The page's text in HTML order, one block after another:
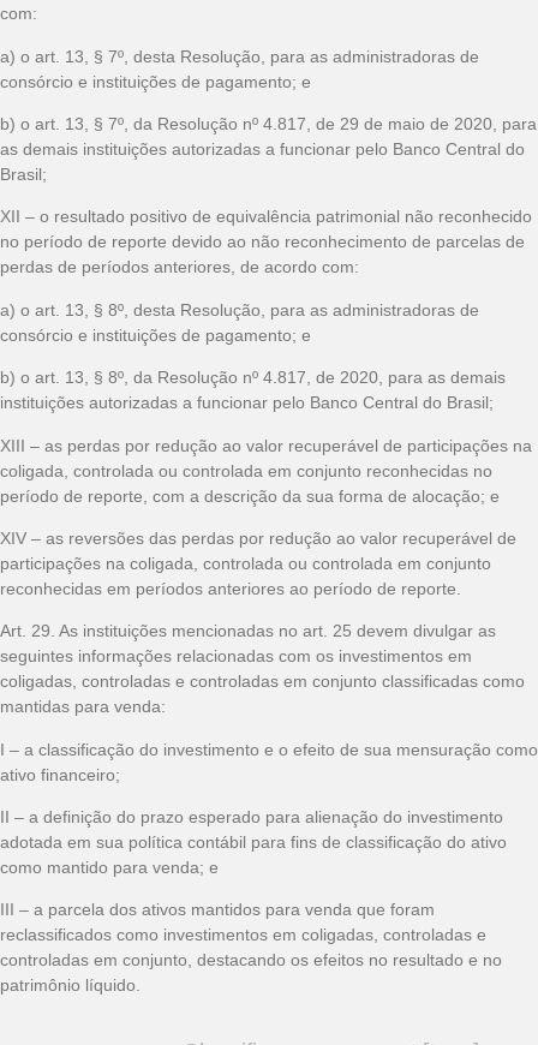
com:
a) o art. 13, § 7º, desta Resolução, para as administradoras de
consórcio e instituições de pagamento; e
b) o art. 13, § 7º, da Resolução nº 4.817, de 29 de maio de 2020, para
as demais instituições autorizadas a funcionar pelo Banco Central do
Brasil;
XII – o resultado positivo de equivalência patrimonial não reconhecido
no período de reporte devido ao não reconhecimento de parcelas de
perdas de períodos anteriores, de acordo com:
a) o art. 13, § 8º, desta Resolução, para as administradoras de
consórcio e instituições de pagamento; e
b) o art. 13, § 8º, da Resolução nº 4.817, de 2020, para as demais
instituições autorizadas a funcionar pelo Banco Central do Brasil;
XIII – as perdas por redução ao valor recuperável de participações na
coligada, controlada ou controlada em conjunto reconhecidas no
período de reporte, com a descrição da sua forma de alocação; e
XIV – as reversões das perdas por redução ao valor recuperável de
participações na coligada, controlada ou controlada em conjunto
reconhecidas em períodos anteriores ao período de reporte.
Art. 29. As instituições mencionadas no art. 25 devem divulgar as
seguintes informações relacionadas com os investimentos em
coligadas, controladas e controladas em conjunto classificadas como
mantidas para venda:
I – a classificação do investimento e o efeito de sua mensuração como
ativo financeiro;
II – a definição do prazo esperado para alienação do investimento
adotada em sua política contábil para fins de classificação do ativo
como mantido para venda; e
III – a parcela dos ativos mantidos para venda que foram
reclassificados como investimentos em coligadas, controladas e
controladas em conjunto, destacando os efeitos no resultado e no
patrimônio líquido.